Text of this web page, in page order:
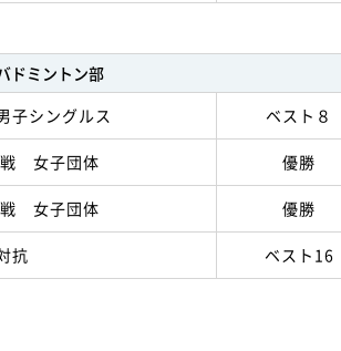
ドミントン部
シングルス
ベスト８
女子団体 優勝
女子団体 優勝
抗 ベスト16